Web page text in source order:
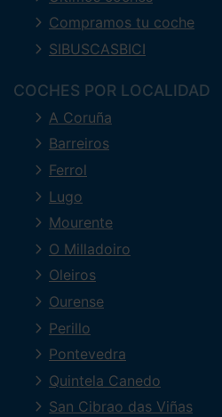
Compramos tu coche
SIBUSCASBICI
COCHES POR LOCALIDAD
A Coruña
Barreiros
Ferrol
Lugo
Mourente
O Milladoiro
Oleiros
Ourense
Perillo
Pontevedra
Quintela Canedo
San Cibrao das Viñas